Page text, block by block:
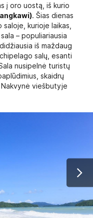
į oro uostą, iš kurio
. Šias dienas
saloje, kurioje laikas,
– populiariausia
iš maždaug
salų, esanti
nusipelnė turistų
skaidrų
viešbutyje